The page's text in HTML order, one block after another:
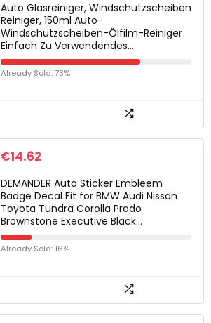
Auto Glasreiniger, Windschutzscheiben
Reiniger, 150ml Auto-
Windschutzscheiben-Ölfilm-Reiniger
Einfach Zu Verwendendes…
Already Sold: 73%
€14.62
DEMANDER Auto Sticker Embleem
Badge Decal Fit for BMW Audi Nissan
Toyota Tundra Corolla Prado
Brownstone Executive Black…
Already Sold: 16%